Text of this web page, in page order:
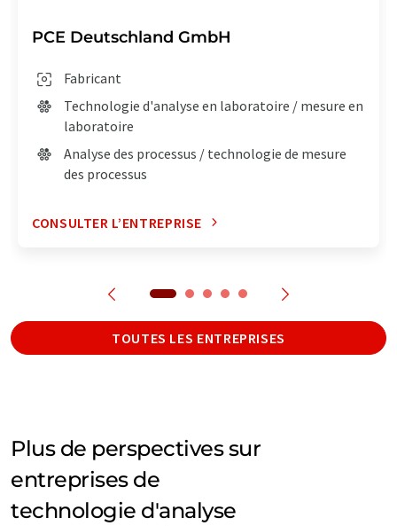
PCE Deutschland GmbH
Fabricant
Technologie d'analyse en laboratoire / mesure en
laboratoire
Analyse des processus / technologie de mesure
des processus
CONSULTER L’ENTREPRISE
TOUTES LES ENTREPRISES
Plus de perspectives sur
entreprises de
technologie d'analyse